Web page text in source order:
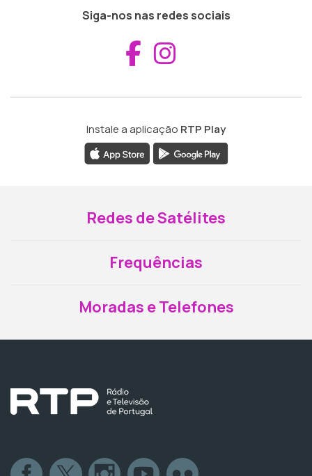
Siga-nos nas redes sociais
Aceder ao
Instale a aplicação RTP Play
Redes de Satélites
Frequências
Moradas e Telefones